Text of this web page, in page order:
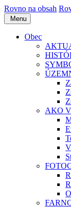
Rovno na obsah
Menu
Obec
AKO